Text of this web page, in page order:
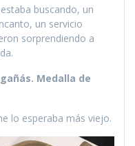
buscando, un
un servicio
sorprendiendo a
Medalla de
lo esperaba más viejo.